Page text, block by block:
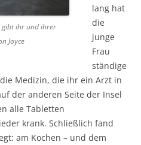
gibt ihr und ihrer
Joyce
lang hat
die
junge
Frau
ständige
Medizin, die ihr ein Arzt in
der anderen Seite der Insel
alle Tabletten
krank. Schließlich fand
am Kochen – und dem